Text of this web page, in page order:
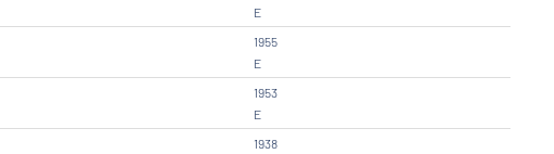
E
1955
E
1953
E
1938